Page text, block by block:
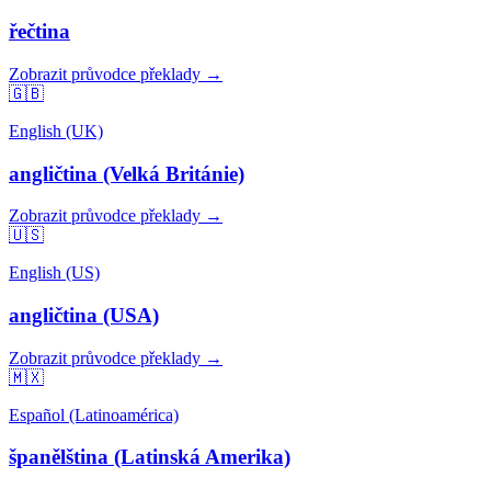
řečtina
Zobrazit průvodce překlady →
🇬🇧
English (UK)
angličtina (Velká Británie)
Zobrazit průvodce překlady →
🇺🇸
English (US)
angličtina (USA)
Zobrazit průvodce překlady →
🇲🇽
Español (Latinoamérica)
španělština (Latinská Amerika)